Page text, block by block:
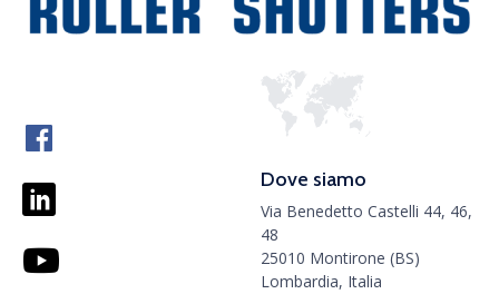
Dove siamo
Via Benedetto Castelli 44, 46,
48
25010 Montirone (BS)
Lombardia, Italia